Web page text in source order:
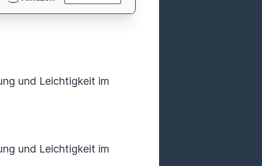
und Leichtigkeit im
und Leichtigkeit im